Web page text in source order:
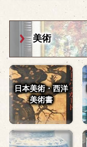
美術
日本美術・西洋
美術書